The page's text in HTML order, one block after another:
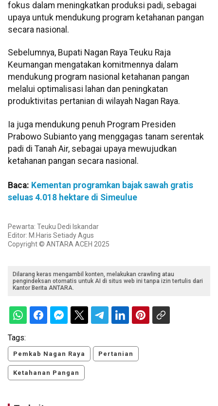
fokus dalam meningkatkan produksi padi, sebagai
upaya untuk mendukung program ketahanan pangan
secara nasional.
Sebelumnya, Bupati Nagan Raya Teuku Raja
Keumangan mengatakan komitmennya dalam
mendukung program nasional ketahanan pangan
melalui optimalisasi lahan dan peningkatan
produktivitas pertanian di wilayah Nagan Raya.
Ia juga mendukung penuh Program Presiden
Prabowo Subianto yang menggagas tanam serentak
padi di Tanah Air, sebagai upaya mewujudkan
ketahanan pangan secara nasional.
Baca: Kementan programkan bajak sawah gratis
seluas 4.018 hektare di Simeulue
Pewarta: Teuku Dedi Iskandar
Editor: M.Haris Setiady Agus
Copyright © ANTARA ACEH 2025
Dilarang keras mengambil konten, melakukan crawling atau
pengindeksan otomatis untuk AI di situs web ini tanpa izin tertulis dari
Kantor Berita ANTARA.
Tags:
Pemkab Nagan Raya Pertanian
Ketahanan Pangan